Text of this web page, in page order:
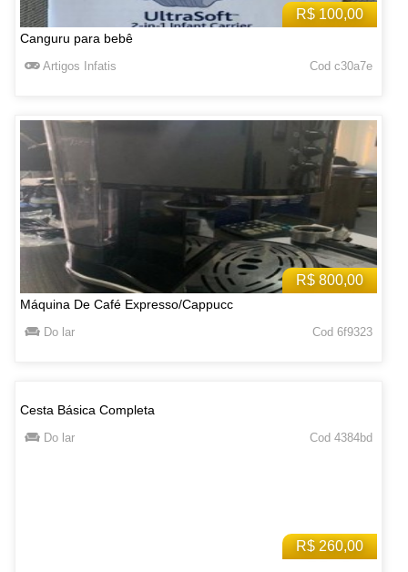
R$ 100,00
Canguru para bebê
Artigos Infatis Cod c30a7e
R$ 800,00
Máquina De Café Expresso/Cappucc
Do lar Cod 6f9323
R$ 260,00
Cesta Básica Completa
Do lar Cod 4384bd